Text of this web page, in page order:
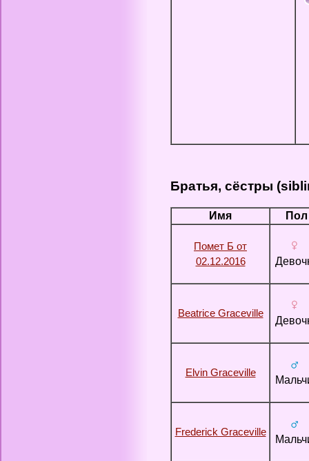
Братья, сёстры
Имя Пол
Помет Б от
02.12.2016
Beatrice Graceville
Elvin Graceville
Frederick Graceville